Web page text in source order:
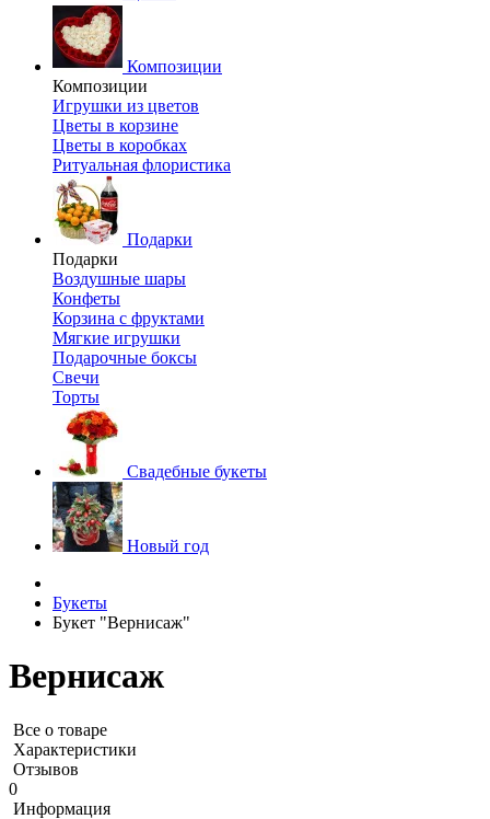
Композиции
Композиции
Игрушки из цветов
Цветы в корзине
Цветы в коробках
Ритуальная флористика
Подарки
Подарки
Воздушные шары
Конфеты
Корзина с фруктами
Мягкие игрушки
Подарочные боксы
Свечи
Торты
Свадебные букеты
Новый год
Букеты
Букет "Вернисаж"
Вернисаж
Все о товаре
Характеристики
Отзывов
0
Информация